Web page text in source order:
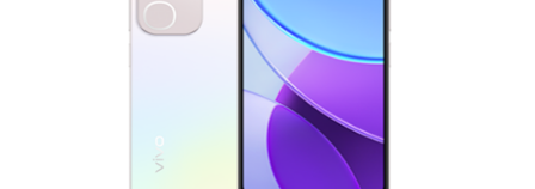
Yemen(AR) | حدد البلد/المنطقة